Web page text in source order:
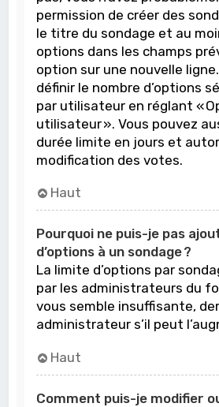
permission de créer des
le titre du sondage et au
options dans les champs
option sur une nouvelle
définir le nombre d’options
par utilisateur en réglant «
utilisateur ». Vous pouvez
durée limite en jours et
modification des votes.
Haut
Pourquoi ne puis-je pas
d’options à un sondage ?
La limite d’options par
par les administrateurs du
vous semble insuffisante,
administrateur s’il peut
Haut
Comment puis-je modifier